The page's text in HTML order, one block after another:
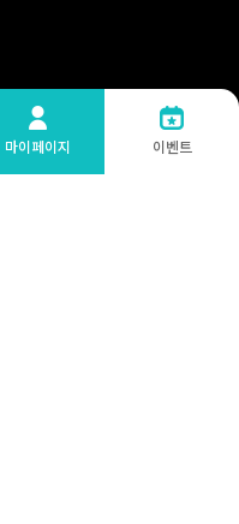
마이페이지 이벤트